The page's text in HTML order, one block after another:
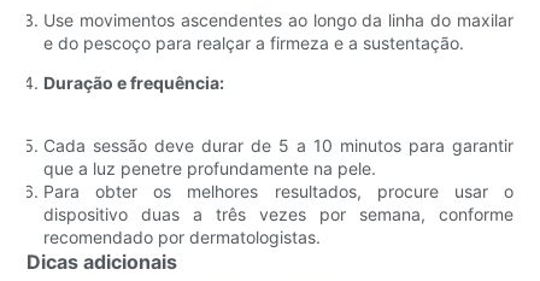
Use movimentos ascendentes ao longo da linha do maxilar
e do pescoço para realçar a firmeza e a sustentação.
Duração e frequência:
Cada sessão deve durar de 5 a 10 minutos para garantir
que a luz penetre profundamente na pele.
Para obter os melhores resultados, procure usar o
dispositivo duas a três vezes por semana, conforme
recomendado por dermatologistas.
Dicas adicionais